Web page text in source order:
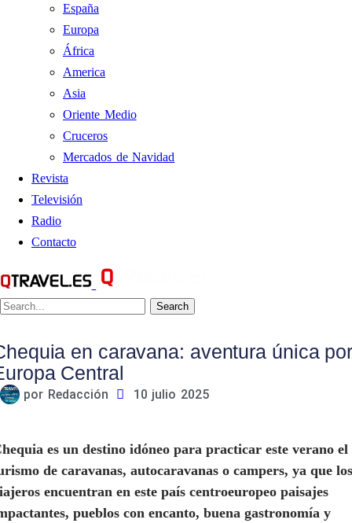
España
Europa
África
America
Asia
Oriente Medio
Cruceros
Mercados de Navidad
Revista
Televisión
Radio
Contacto
Search
en caravana: aventura única
Central
por Redacción 10 julio 2025
es un destino idóneo para practicar este verano el
de caravanas, autocaravanas o campers, ya que los
encuentran en este país centroeuropeo paisajes
pueblos con encanto, buena gastronomía y